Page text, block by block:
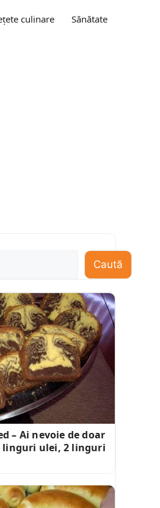
culinare Sănătate
Caută
– Ai nevoie de doar
linguri ulei, 2 linguri